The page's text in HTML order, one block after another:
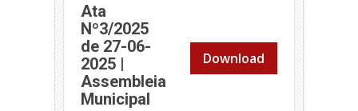
Ata
Nº3/2025
de 27-06-
2025 |
Assembleia
Municipal (abre em nova janela)
Download